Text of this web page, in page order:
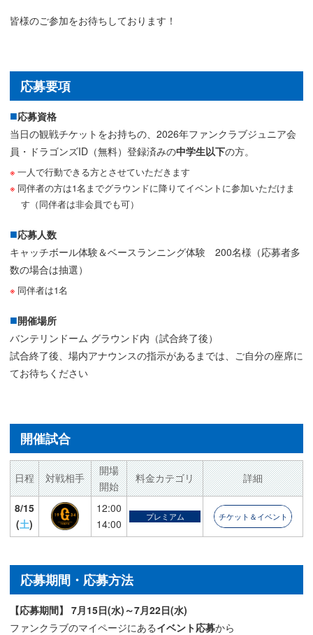
皆様のご参加をお待ちしております！
応募要項
応募資格
当日の観戦チケットをお持ちの、2026年ファンクラブジュニア会
員・ドラゴンズID（無料）登録済みの中学生以下の方。
一人で行動できる方とさせていただきます
同伴者の方は1名までグラウンドに降りてイベントに参加いただけま
す（同伴者は非会員でも可）
応募人数
キャッチボール体験＆ベースランニング体験 200名様（応募者多
数の場合は抽選）
同伴者は1名
開催場所
バンテリンドーム グラウンド内（試合終了後）
試合終了後、場内アナウンスの指示があるまでは、ご自分の座席に
てお待ちください
開催試合
日程 対戦相手
開場
開始
料金カテゴリ 詳細
8/15
(土)
12:00
14:00
プレミアム チケット＆イベント
応募期間・応募方法
【応募期間】 7月15日(水)～7月22日(水)
ファンクラブのマイページにあるイベント応募から